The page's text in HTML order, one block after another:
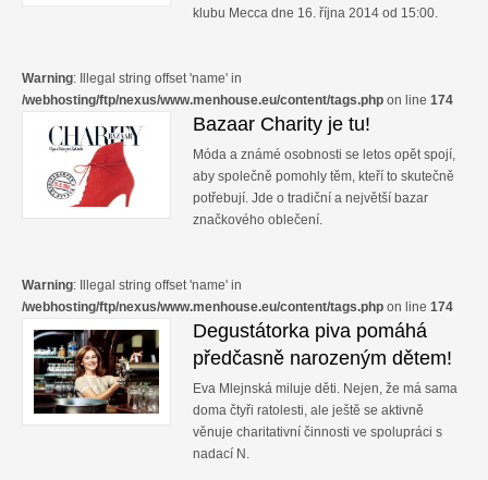
klubu Mecca dne 16. října 2014 od 15:00.
Warning: Illegal string offset 'name' in
/webhosting/ftp/nexus/www.menhouse.eu/content/tags.php on line 174
Bazaar Charity je tu!
Móda a známé osobnosti se letos opět spojí,
aby společně pomohly těm, kteří to skutečně
potřebují. Jde o tradiční a největší bazar
značkového oblečení.
Warning: Illegal string offset 'name' in
/webhosting/ftp/nexus/www.menhouse.eu/content/tags.php on line 174
Degustátorka piva pomáhá
předčasně narozeným dětem!
Eva Mlejnská miluje děti. Nejen, že má sama
doma čtyři ratolesti, ale ještě se aktivně
věnuje charitativní činnosti ve spolupráci s
nadací N.